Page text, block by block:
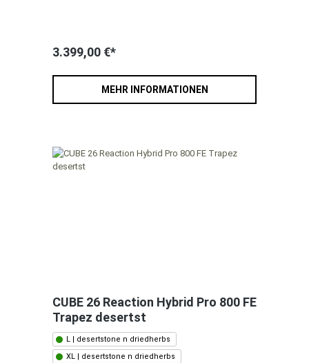
3.399,00 €*
MEHR INFORMATIONEN
CUBE 26 Reaction Hybrid Pro 800 FE
Trapez desertst
L | desertstone n driedherbs
XL | desertstone n driedherbs